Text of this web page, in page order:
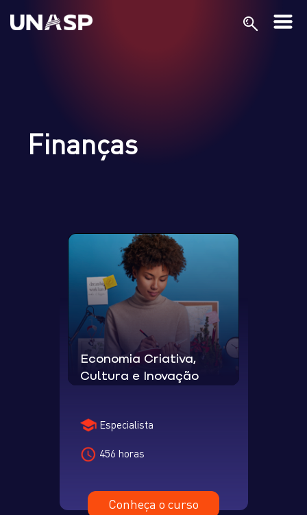
Finanças
Economia Criativa,
Cultura e Inovação
Especialista
456 horas
Conheça o curso